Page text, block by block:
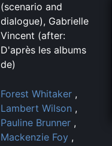
(scenario and
dialogue), Gabrielle
Vincent (after:
D'après les albums
de)
Forest Whitaker ,
Lambert Wilson ,
Pauline Brunner ,
Mackenzie Foy ,